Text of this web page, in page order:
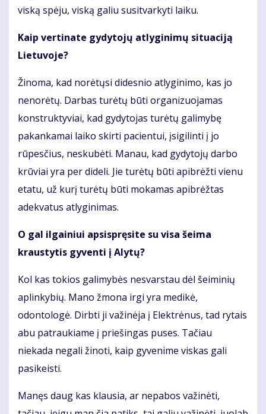
viską spėju, viską galiu susitvarkyti laiku.
Kaip vertinate gydytojų atlyginimų situaciją
Lietuvoje?
Žinoma, kad norėtųsi didesnio atlyginimo, kas jo
nenorėtų. Darbas turėtų būti organizuojamas
konstruktyviai, kad gydytojas turėtų galimybę
pakankamai laiko skirti pacientui, įsigilinti į jo
rūpesčius, neskubėti. Manau, kad gydytojų darbo
krūviai yra per dideli. Jie turėtų būti apibrėžti vienu
etatu, už kurį turėtų būti mokamas apibrėžtas
adekvatus atlyginimas.
O gal ilgainiui apsispręsite su visa šeima
kraustytis gyventi į Alytų?
Kol kas tokios galimybės nesvarstau dėl šeiminių
aplinkybių. Mano žmona irgi yra medikė,
odontologė. Dirbti ji važinėja į Elektrėnus, tad rytais
abu patraukiame į priešingas puses. Tačiau
niekada negali žinoti, kaip gyvenime viskas gali
pasikeisti.
Manęs daug kas klausia, ar nepabos važinėti,